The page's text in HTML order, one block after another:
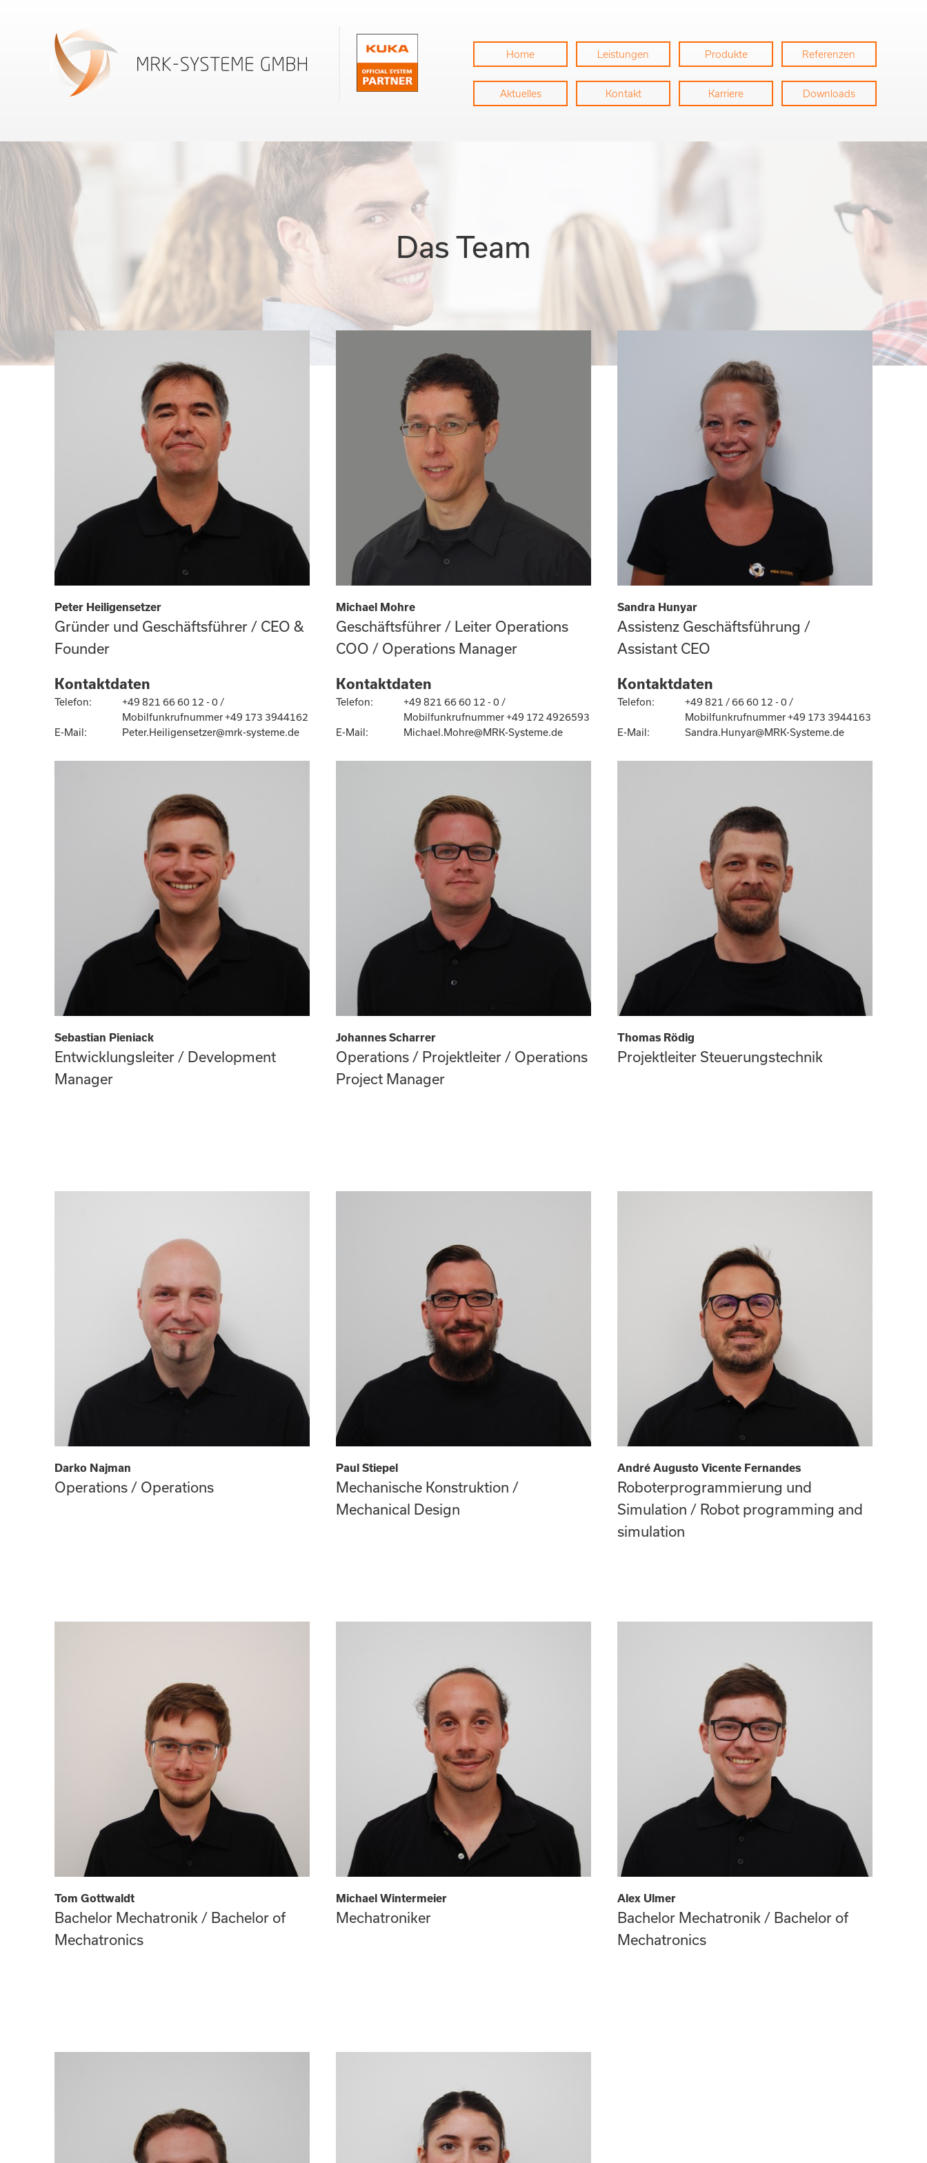
Home Leistungen Produkte Referenzen
Aktuelles Kontakt Karriere Downloads
Das Team
Peter Heiligensetzer
Gründer und Geschäftsführer / CEO &
Founder
Kontaktdaten
Telefon:
+49 821 66 60 12 - 0 /
Mobilfunkrufnummer +49 173 3944162
E-Mail:
Peter.Heiligensetzer@mrk-systeme.de
Michael Mohre
Geschäftsführer / Leiter Operations
COO / Operations Manager
Kontaktdaten
Telefon:
+49 821 66 60 12 - 0 /
Mobilfunkrufnummer +49 172 4926593
E-Mail:
Michael.Mohre@MRK-Systeme.de
Sandra Hunyar
Assistenz Geschäftsführung /
Assistant CEO
Kontaktdaten
Telefon:
+49 821 / 66 60 12 - 0 /
Mobilfunkrufnummer +49 173 3944163
E-Mail:
Sandra.Hunyar@MRK-Systeme.de
Sebastian Pieniack
Entwicklungsleiter / Development
Manager
Johannes Scharrer
Operations / Projektleiter / Operations
Project Manager
Thomas Rödig
Projektleiter Steuerungstechnik
Darko Najman
Operations / Operations
Paul Stiepel
Mechanische Konstruktion /
Mechanical Design
André Augusto Vicente Fernandes
Roboterprogrammierung und
Simulation / Robot programming and
simulation
Tom Gottwaldt
Bachelor Mechatronik / Bachelor of
Mechatronics
Michael Wintermeier
Mechatroniker
Alex Ulmer
Bachelor Mechatronik / Bachelor of
Mechatronics